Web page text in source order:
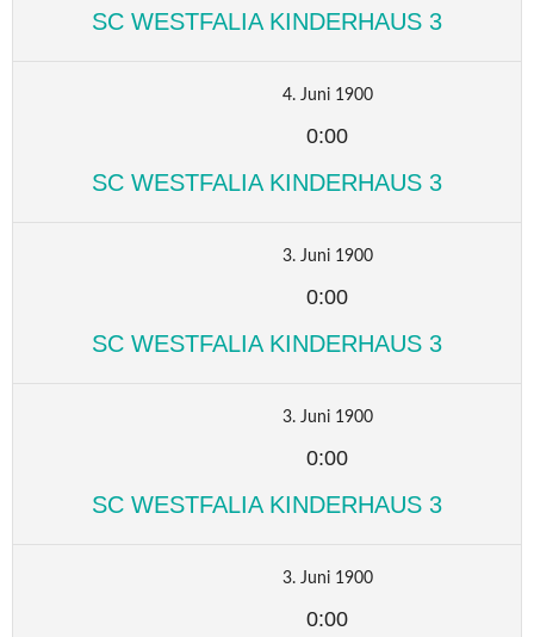
SC WESTFALIA KINDERHAUS 3
4. Juni 1900
0:00
SC WESTFALIA KINDERHAUS 3
3. Juni 1900
0:00
SC WESTFALIA KINDERHAUS 3
3. Juni 1900
0:00
SC WESTFALIA KINDERHAUS 3
3. Juni 1900
0:00